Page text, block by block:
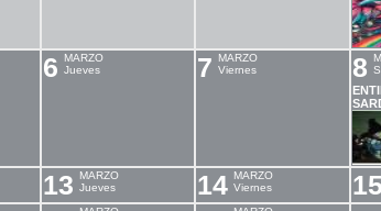
6
MARZO
Jueves
7
MARZO
Viernes
8
13
MARZO
Jueves
14 MARZO
Viernes
15